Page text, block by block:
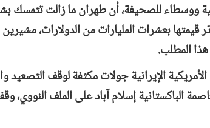
ووسطاء للصحيفة، أن طهران ما زالت تتمسك
قيمتها بعشرات المليارات من الدولارات،
المطلب.
الإيرانية جولات مكثفة لوقف التصعيد
الباكستانية إسلام آباد على الملف